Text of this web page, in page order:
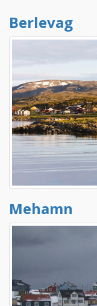
Berlevag
Mehamn